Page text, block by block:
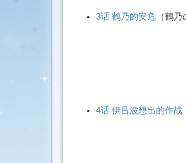
3话 鹤乃的安危（鶴乃
4话 伊吕波想出的作战